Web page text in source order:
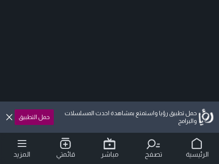
حمل تطبيق رؤيا واستمتع بمشاهدة احدث المسلسلات
والبرامج
حمل التطبيق
الرئيسية تصفح مباشر قائمتي المزيد